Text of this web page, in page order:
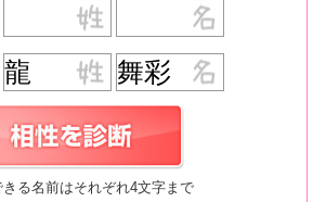
る名前はそれぞれ4文字まで